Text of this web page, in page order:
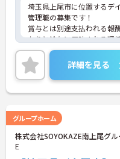
埼玉県上尾市に位置するデ
管理職の募集です！
賞与とは別途支払われる報
かりと給与に反映される環
ご興味ある方には、面接対
詳細をお話しいたしますの
い！
詳細を見る
グループホーム
株式会社SOYOKAZE南上尾グ
E